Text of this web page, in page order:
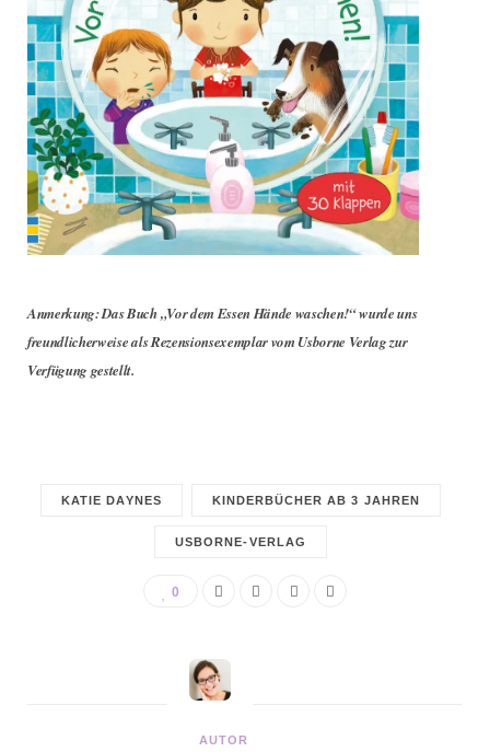
Anmerkung: Das Buch „Vor dem Essen Hände waschen!“ wurde uns
freundlicherweise als Rezensionsexemplar vom Usborne Verlag zur
Verfügung gestellt.
KATIE DAYNES KINDERBÜCHER AB 3 JAHREN
USBORNE-VERLAG
0
AUTOR